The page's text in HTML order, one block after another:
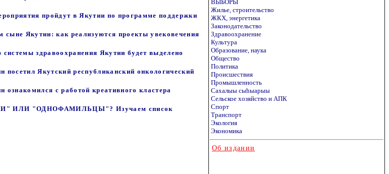
пройдут в Якутии по программе поддержки
Якутии: как реализуются проекты увековечения
здравоохранения Якутии будет выделено
Якутский республиканский онкологический
с работой креативного кластера
ИЛИ "ОДНОФАМИЛЬЦЫ"? Изучаем список
ВЫБОРЫ
Жилье, строительство
ЖКХ, энергетика
Законодательство
Здравоохранение
Культура
Образование, наука
Общество
Политика
Происшествия
Промышленность
Сахалыы сыhыарыы
Сельское хозяйство и АПК
Спорт
Транспорт
Экология
Экономика
Об издании